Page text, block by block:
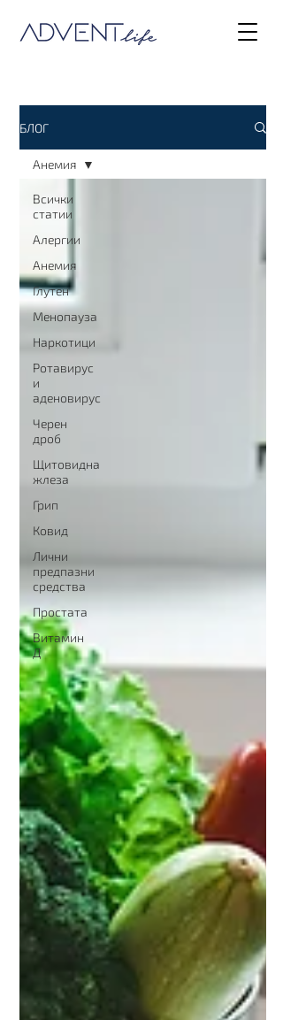
БЛОГ
Всички
статии
Алергии
Анемия
Глутен
Менопауза
Наркотици
Ротавирус
и
аденовирус
Черен
дроб
Щитовидна
жлеза
Грип
Ковид
Лични
предпазни
средства
Простата
Витамин
Д
Анемия